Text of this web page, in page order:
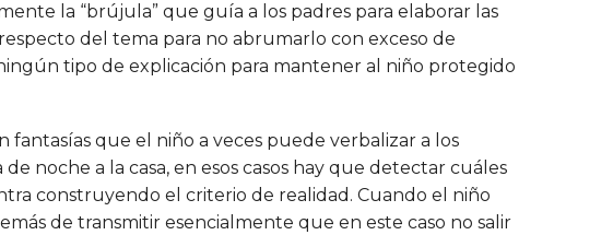
la “brújula” que guía a los padres para elaborar las
del tema para no abrumarlo con exceso de
tipo de explicación para mantener al niño protegido
que el niño a veces puede verbalizar a los
noche a la casa, en esos casos hay que detectar cuáles
construyendo el criterio de realidad. Cuando el niño
de transmitir esencialmente que en este caso no salir